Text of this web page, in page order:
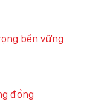
bền vững
đồng